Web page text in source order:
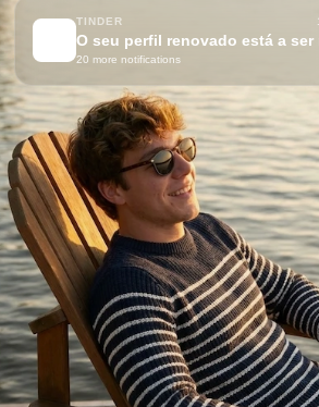
TINDER
20 more notifications